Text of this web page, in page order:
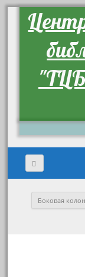
Боковая